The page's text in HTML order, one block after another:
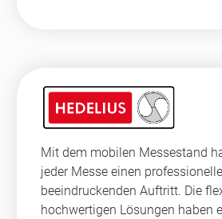
Mit dem mobilen Messestand
jeder Messe einen
beeindruckenden Auftritt. Die
hochwertigen Lösungen haben